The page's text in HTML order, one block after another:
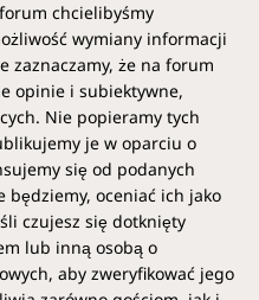
chcielibyśmy
wymiany informacji
zaznaczamy, że na forum
opinie i subiektywne,
Nie popieramy tych
je w oparciu o
się od podanych
oceniać ich jako
czujesz się dotknięty
lub inną osobą o
aby zweryfikować jego